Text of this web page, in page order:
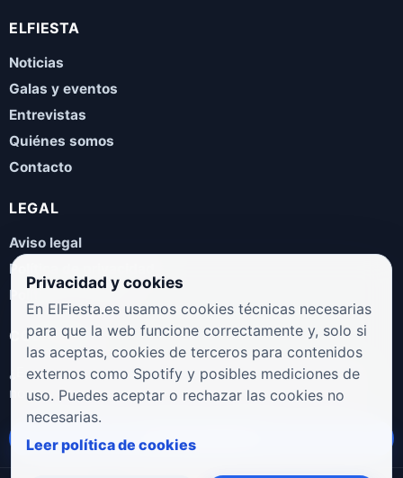
ELFIESTA
Noticias
Galas y eventos
Entrevistas
Quiénes somos
Contacto
LEGAL
Aviso legal
Política de privacidad
Política de cookies
COLABORA
¿Eres artista, manager, sello o promotor? Envíanos tus
novedades, galas, entrevistas o propuestas musicales.
Enviar propuesta
Privacidad y cookies
En ElFiesta.es usamos cookies técnicas necesarias
para que la web funcione correctamente y, solo si
las aceptas, cookies de terceros para contenidos
externos como Spotify y posibles mediciones de
uso. Puedes aceptar o rechazar las cookies no
necesarias.
Leer política de cookies